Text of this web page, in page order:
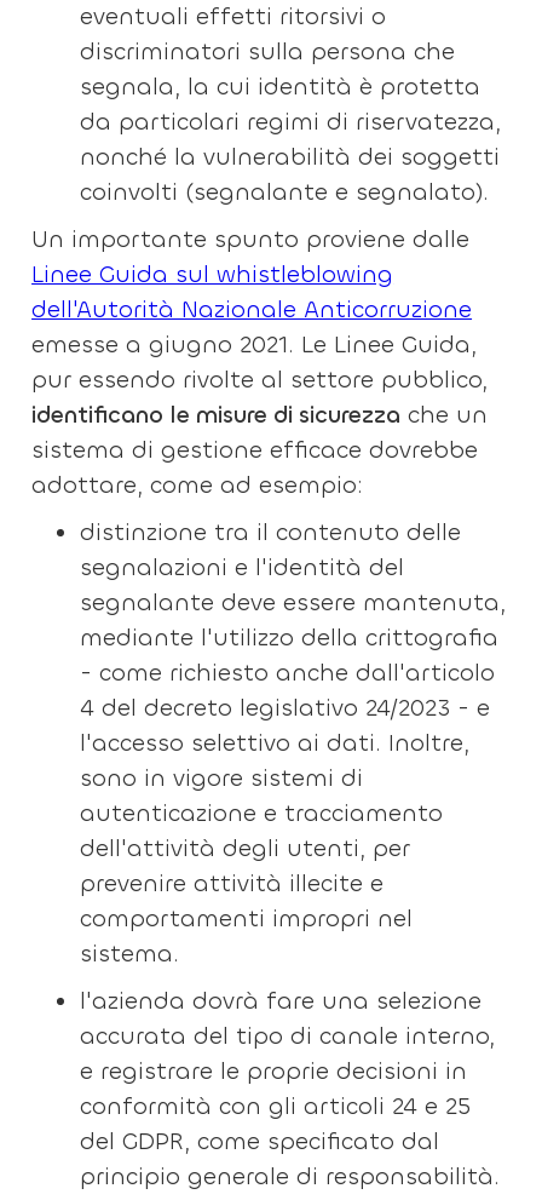
eventuali effetti ritorsivi o
discriminatori sulla persona che
segnala, la cui identità è protetta
da particolari regimi di riservatezza,
nonché la vulnerabilità dei soggetti
coinvolti (segnalante e segnalato).
Un importante spunto proviene dalle
Linee Guida sul whistleblowing
dell'Autorità Nazionale Anticorruzione
emesse a giugno 2021. Le Linee Guida,
pur essendo rivolte al settore pubblico,
identificano le misure di sicurezza che un
sistema di gestione efficace dovrebbe
adottare, come ad esempio:
distinzione tra il contenuto delle
segnalazioni e l'identità del
segnalante deve essere mantenuta,
mediante l'utilizzo della crittografia
- come richiesto anche dall'articolo
4 del decreto legislativo 24/2023 - e
l'accesso selettivo ai dati. Inoltre,
sono in vigore sistemi di
autenticazione e tracciamento
dell'attività degli utenti, per
prevenire attività illecite e
comportamenti impropri nel
sistema.
l'azienda dovrà fare una selezione
accurata del tipo di canale interno,
e registrare le proprie decisioni in
conformità con gli articoli 24 e 25
del GDPR, come specificato dal
principio generale di responsabilità.